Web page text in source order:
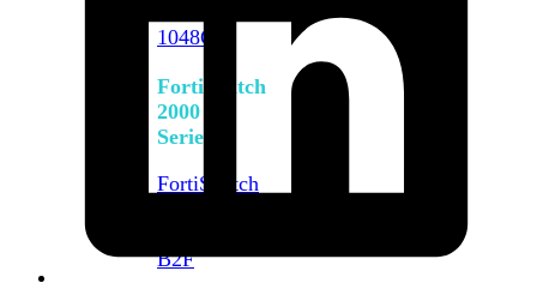
1048G
FortiSwitch
2000
Series
FortiSwitch
B2F